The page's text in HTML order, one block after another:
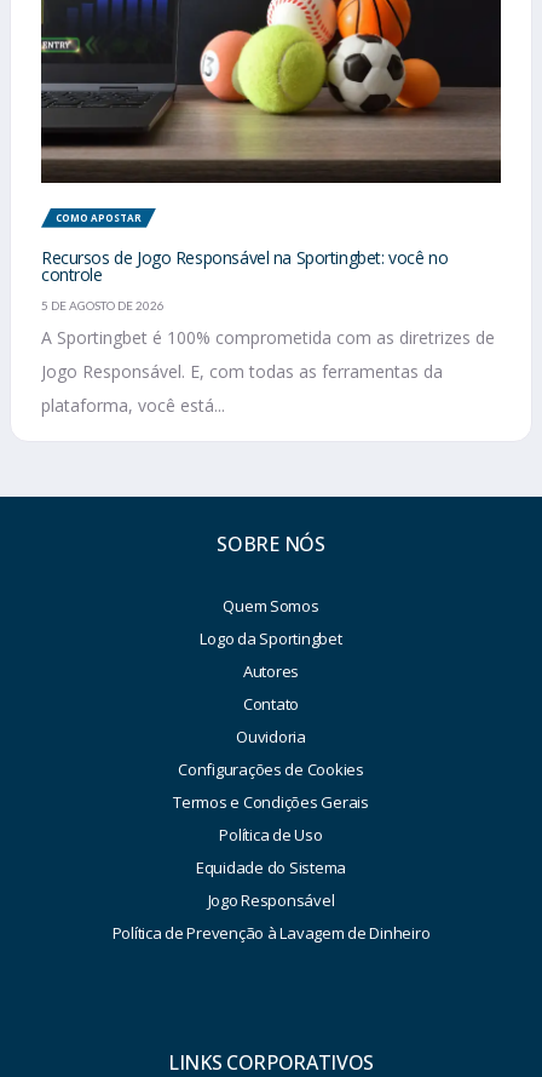
COMO APOSTAR
Recursos de Jogo Responsável na Sportingbet: você no
controle
5 DE AGOSTO DE 2026
A Sportingbet é 100% comprometida com as diretrizes de
Jogo Responsável. E, com todas as ferramentas da
plataforma, você está...
SOBRE NÓS
Quem Somos
Logo da Sportingbet
Autores
Contato
Ouvidoria
Configurações de Cookies
Termos e Condições Gerais
Política de Uso
Equidade do Sistema
Jogo Responsável
Política de Prevenção à Lavagem de Dinheiro
LINKS CORPORATIVOS